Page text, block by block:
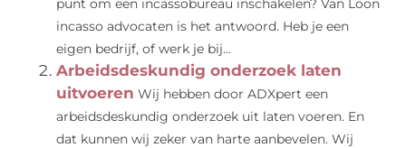
punt om een incassobureau inschakelen? Van Loon
incasso advocaten is het antwoord. Heb je een
eigen bedrijf, of werk je bij...
Arbeidsdeskundig onderzoek laten
uitvoeren Wij hebben door ADXpert een
arbeidsdeskundig onderzoek uit laten voeren. En
dat kunnen wij zeker van harte aanbevelen. Wij